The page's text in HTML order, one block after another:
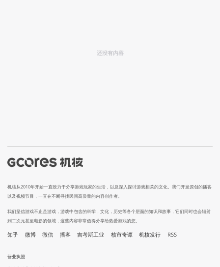
还没有内容
机核从2010年开始一直致力于分享游戏玩家的生活，以及深入探讨游戏相关的文化。我们开发原创的播客
以及视频节目，一直在不断寻找民间高质量的内容创作者。
我们坚信游戏不止是游戏，游戏中包含的科学，文化，历史等各个层面的知识和故事，它们同时也会辐射
到二次元甚至电影的领域，这些内容非常值得分享给热爱游戏的您。
知乎 微博 微信 播客 吉考斯工业 核市奇谭 机核发行 RSS
营业执照